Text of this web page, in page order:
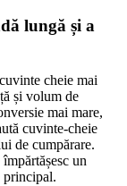
lungă și a
cheie mai
și volum de
mai mare,
cuvinte-cheie
de cumpărare.
un
principal.